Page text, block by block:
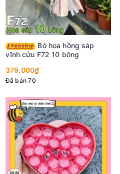
vĩnh cửu F72 10 bông
379.000₫
Đã bán 70